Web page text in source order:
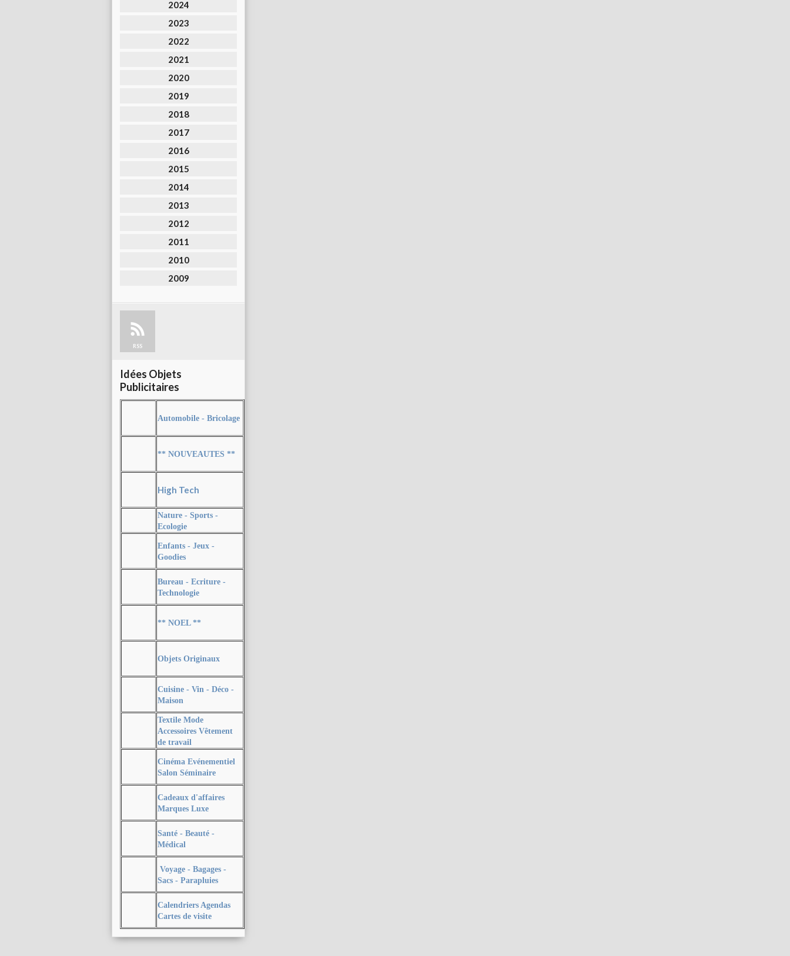
2024
2023
2022
2021
2020
2019
2018
2017
2016
2015
2014
2013
2012
2011
2010
2009
RSS
Idées Objets
Publicitaires
Automobile - Bricolage
** NOUVEAUTES **
High Tech
Nature - Sports -
Ecologie
Enfants - Jeux -
Goodies
Bureau - Ecriture -
Technologie
** NOEL **
Objets Originaux
Cuisine - Vin - Déco -
Maison
Textile Mode
Accessoires Vêtement
de travail
Cinéma Evénementiel
Salon Séminaire
Cadeaux d'affaires
Marques Luxe
Santé - Beauté -
Médical
Voyage - Bagages -
Sacs - Parapluies
Calendriers Agendas
Cartes de visite